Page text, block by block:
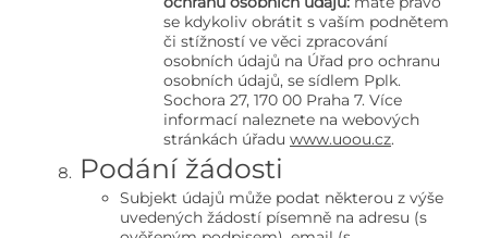
se kdykoliv obrátit s vaším podnětem
či stížností ve věci zpracování
osobních údajů na Úřad pro ochranu
osobních údajů, se sídlem Pplk.
Sochora 27, 170 00 Praha 7. Více
informací naleznete na webových
stránkách úřadu www.uoou.cz.
Podání žádosti
Subjekt údajů může podat některou z výše
uvedených žádostí písemně na adresu (s